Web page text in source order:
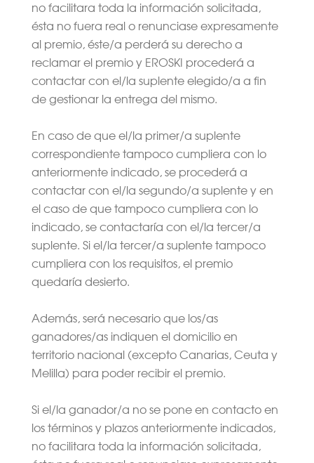
no facilitara toda la información solicitada,
ésta no fuera real o renunciase expresamente
al premio, éste/a perderá su derecho a
reclamar el premio y EROSKI procederá a
contactar con el/la suplente elegido/a a fin
de gestionar la entrega del mismo.
En caso de que el/la primer/a suplente
correspondiente tampoco cumpliera con lo
anteriormente indicado, se procederá a
contactar con el/la segundo/a suplente y en
el caso de que tampoco cumpliera con lo
indicado, se contactaría con el/la tercer/a
suplente. Si el/la tercer/a suplente tampoco
cumpliera con los requisitos, el premio
quedaría desierto.
Además, será necesario que los/as
ganadores/as indiquen el domicilio en
territorio nacional (excepto Canarias, Ceuta y
Melilla) para poder recibir el premio.
Si el/la ganador/a no se pone en contacto en
los términos y plazos anteriormente indicados,
no facilitara toda la información solicitada,